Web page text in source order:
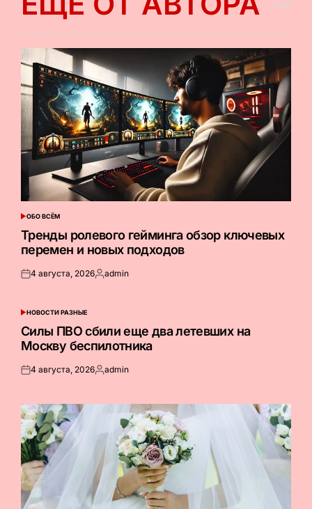
ОПУБЛИКОВАНО
В
ОБО ВСЁМ
Тренды ролевого гейминга обзор ключевых
перемен и новых подходов
Опубликовано
4 августа, 2026Запись
admin
ОПУБЛИКОВАНО
В
НОВОСТИ РАЗНЫЕ
Силы ПВО сбили еще два летевших на
Москву беспилотника
Опубликовано
4 августа, 2026Запись
admin